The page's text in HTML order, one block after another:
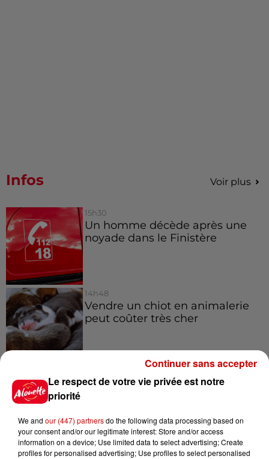
Infos Voir plus
15h30
Un homme décède après une
noyade dans le Finistère
14h48
Vendre un chiot en animalerie
peut coûter très cher
Invasion de physalies sur des
11h51
Le respect de votre vie privée est notre
priorité
We and our (447) partnersdo the following data processing based on
your consent and/or our legitimate interest: Store and/or access
information on a device; Use limited data to select advertising; Create
profiles for personalised advertising; Use profiles to select personalised
Continuer sans accepter